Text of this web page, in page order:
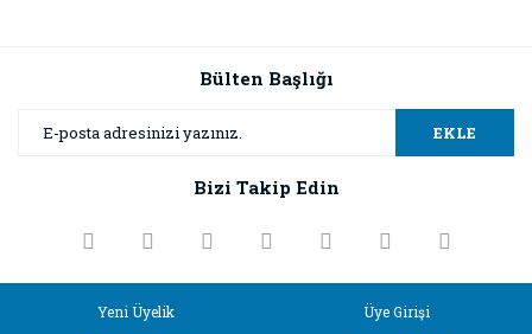
Görüş ve önerileriniz için teşekkür ederiz.
Ürün resmi kalitesiz, bozuk veya görüntülenemiyor.
Ürün bilgilerinde hatalar bulunuyor.
Bülten Başlığı
EKLE
Bizi Takip Edin
Yeni Üyelik
Üye Girişi